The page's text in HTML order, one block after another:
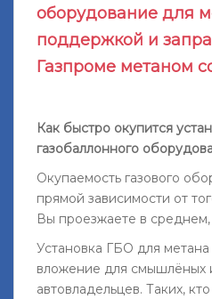
оборудование для
поддержкой и
Газпроме метаном
Как быстро окупится
газобаллонного
Окупаемость газового
прямой зависимости от
Вы проезжаете в среднем,
Установка ГБО для
вложение для смышлёных
автовладельцев. Таких,